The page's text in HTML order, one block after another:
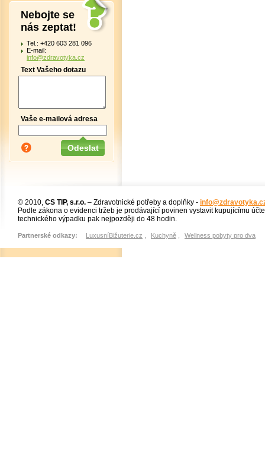
Nebojte se
nás zeptat!
Tel.: +420 603 281 096
E-mail:
info@zdravotyka.cz
Text Vašeho dotazu
Vaše e-mailová adresa
© 2010, CS TIP, s.r.o. – Zdravotnické potřeby a doplňky -
Podle zákona o evidenci tržeb je prodávající povinen vystavit kupujícímu
technického výpadku pak nejpozději do 48 hodin.
Partnerské odkazy: LuxusníBižuterie.cz Kuchyně Wellness pobyty pro dva